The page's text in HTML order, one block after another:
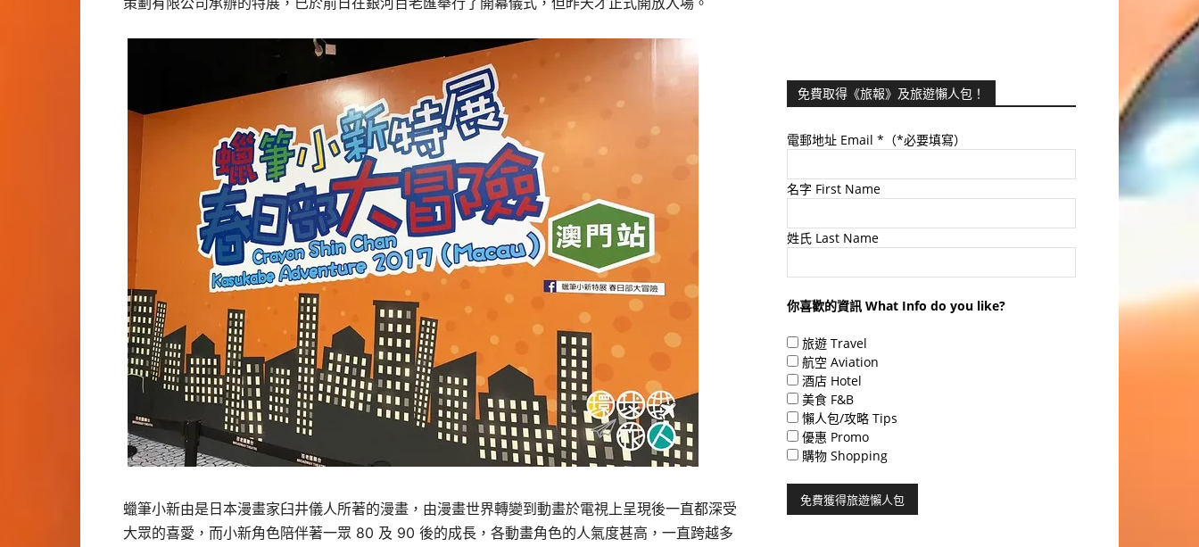
蠟筆小新由是日本漫畫家臼井儀人所著的漫畫，由漫畫世界轉變到動畫於電視上呈現後一直都深受
大眾的喜愛，而小新角色陪伴著一眾 80 及 90 後的成長，各動畫角色的人氣度甚高，一直跨越多
免費取得《旅報》及旅遊懶人包！
電郵地址 Email *（*必要填寫）
名字 First Name
姓氏 Last Name
你喜歡的資訊 What Info do you like?
旅遊 Travel
航空 Aviation
酒店 Hotel
美食 F&B
懶人包/攻略 Tips
優惠 Promo
購物 Shopping